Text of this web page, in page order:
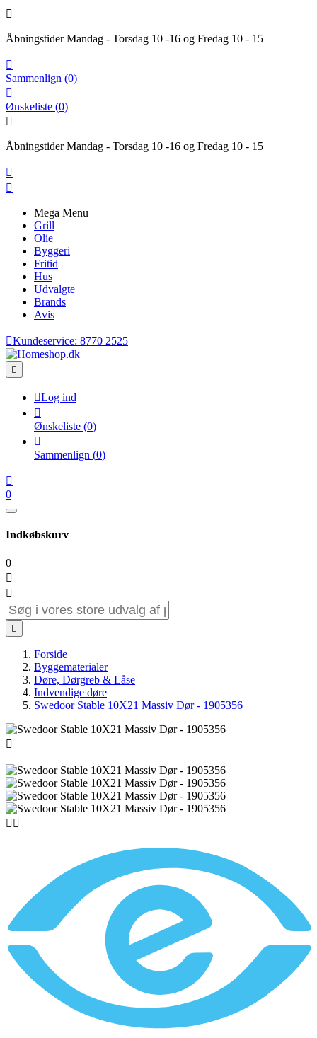

Åbningstider Mandag - Torsdag 10 -16 og Fredag 10 - 15

Sammenlign (0)

Ønskeliste (0)

Åbningstider Mandag - Torsdag 10 -16 og Fredag 10 - 15


Mega Menu
Grill
Olie
Byggeri
Fritid
Hus
Udvalgte
Brands
Avis
Kundeservice: 8770 2525

Log ind

Ønskeliste (0)

Sammenlign (0)

0
Indkøbskurv
0



Forside
Byggematerialer
Døre, Dørgreb & Låse
Indvendige døre
Swedoor Stable 10X21 Massiv Dør - 1905356

 